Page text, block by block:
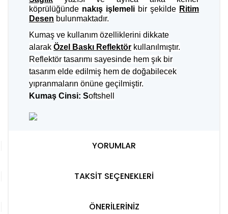
köprülüğünde nakış işlemeli bir şekilde Ritim
Desen bulunmaktadır.
Kumaş ve kullanım özelliklerini dikkate
alarak Özel Baskı Reflektör kullanılmıştır.
Reflektör tasarımı sayesinde hem şık bir
tasarım elde edilmiş hem de doğabilecek
yıpranmaların önüne geçilmiştir.
Kumaş Cinsi: Softshell
YORUMLAR
TAKSİT SEÇENEKLERİ
ÖNERİLERİNİZ